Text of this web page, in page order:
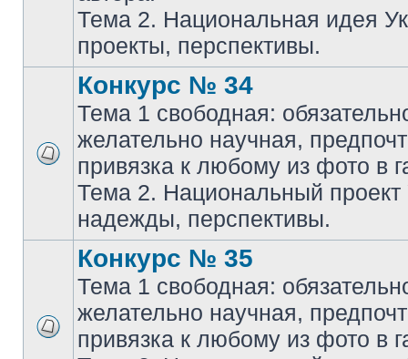
Тема 2. Национальная идея
проекты, перспективы.
Конкурс № 34
Тема 1 свободная:
желательно научная,
привязка к любому из фото в
Тема 2. Национальный
надежды, перспективы.
Конкурс № 35
Тема 1 свободная:
желательно научная,
привязка к любому из фото в